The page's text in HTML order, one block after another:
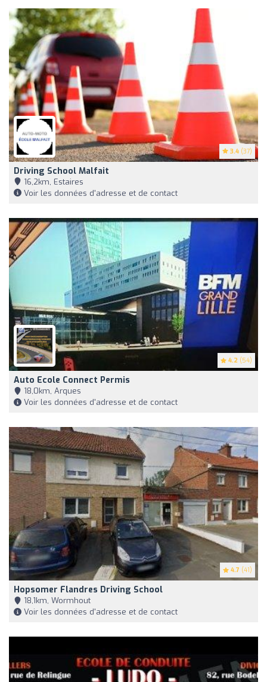
3.4 (37)
Driving School Malfait
16,2km, Estaires
Voir les données d'adresse et de contact
4.2 (54)
Auto Ecole Connect Permis
18,0km, Arques
Voir les données d'adresse et de contact
4.7 (41)
Hopsomer Flandres Driving School
18,1km, Wormhout
Voir les données d'adresse et de contact